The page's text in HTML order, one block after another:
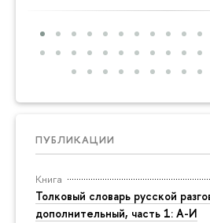
ПУБЛИКАЦИИ
Книга
Толковый словарь русской
дополнительный, часть 1: А-И